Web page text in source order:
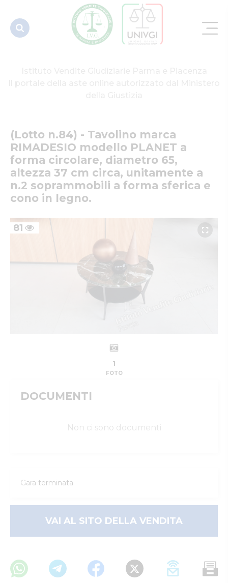
forma
circolare,
dia...
(Lotto n.84) - Tavolino marca
RIMADESIO modello PLANET a
forma circolare, diametro 65,
altezza 37 cm circa, unitamente a
n.2 soprammobili a forma sferica e
cono in legno.
81
1
FOTO
DOCUMENTI
Non ci sono documenti
Gara terminata
VAI AL SITO DELLA VENDITA